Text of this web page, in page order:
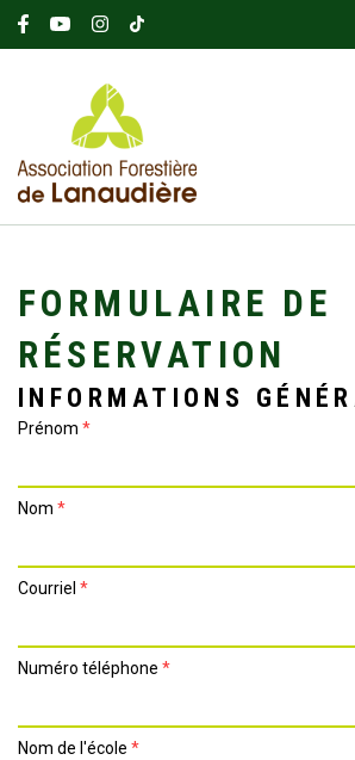
FORMULAIRE DE
RÉSERVATION
INFORMATIONS
Prénom *
Nom *
Courriel *
Numéro téléphone *
Nom de l'école *